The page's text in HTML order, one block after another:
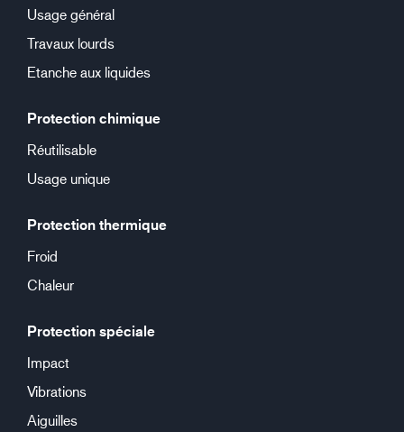
Usage général
Travaux lourds
Etanche aux liquides
Protection chimique
Réutilisable
Usage unique
Protection thermique
Froid
Chaleur
Protection spéciale
Impact
Vibrations
Aiguilles